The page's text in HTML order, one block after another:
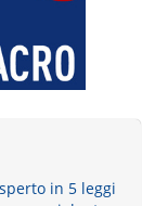
in 5 leggi